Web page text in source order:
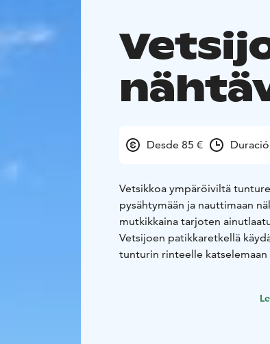
Desde 85 €
Vetsikkoa ympäröiviltä
pysähtymään ja nauttimaan
mutkikkaina tarjoten
Vetsijoen patikkaretkellä
tunturin rinteelle katselemaan
sekä yli viisi vuotiaille